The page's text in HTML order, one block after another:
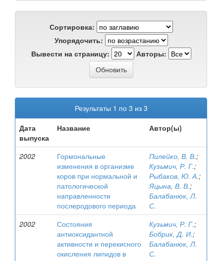
Сортировка:
Упорядочить:
Вывести на страницу:
Авторы:
Результаты 1 по 3 из 3
Дата
выпуска
Название Автор(ы)
2002
Гормональные
изменения в организме
коров при нормальной и
патологической
направленности
послеродового периода
Пилейко, В. В.;
Кузьмич, Р. Г.;
Рыбаков, Ю. А.;
Яцына, В. В.;
Балабанюк, Л.
С.
2002
Состояния
антиоксидантной
активности и перекисного
окисления липидов в
Кузьмич, Р. Г.;
Бобрик, Д. И.;
Балабанюк, Л.
С.